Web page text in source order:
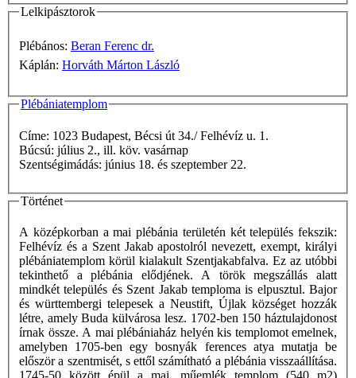
Lelkipásztorok
Plébános: Beran Ferenc dr.
Káplán: Horváth Márton László
Plébániatemplom
Címe: 1023 Budapest, Bécsi út 34./ Felhévíz u. 1.
Búcsú: július 2., ill. köv. vasárnap
Szentségimádás: június 18. és szeptember 22.
Történet
A középkorban a mai plébánia területén két település fekszik:
Felhévíz és a Szent Jakab apostolról nevezett, exempt, királyi
plébániatemplom körül kialakult Szentjakabfalva. Ez az utóbbi
tekinthető a plébánia elődjének. A török megszállás alatt
mindkét település és Szent Jakab temploma is elpusztul. Bajor
és württembergi telepesek a Neustift, Újlak községet hozzák
létre, amely Buda külvárosa lesz. 1702-ben 150 háztulajdonost
írnak össze. A mai plébániaház helyén kis templomot emelnek,
amelyben 1705-ben egy bosnyák ferences atya mutatja be
először a szentmisét, s ettől számítható a plébánia visszaállítása.